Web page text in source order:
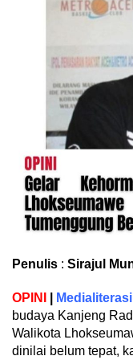
Penulis : Sirajul
OPINI
budaya Kanjeng
Walikota
dinilai belum tepat,